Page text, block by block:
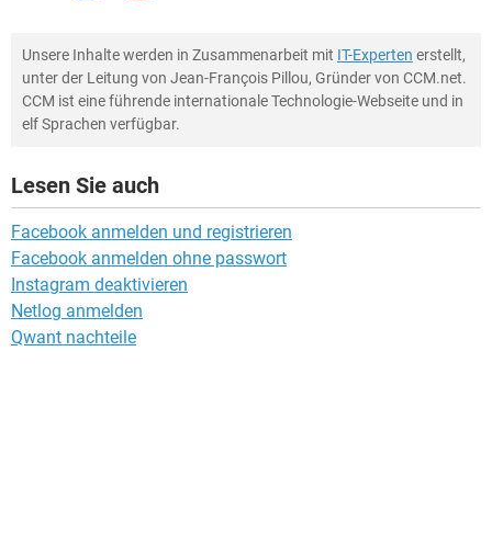
Unsere Inhalte werden in Zusammenarbeit mit IT-Experten erstellt,
unter der Leitung von Jean-François Pillou, Gründer von CCM.net.
CCM ist eine führende internationale Technologie-Webseite und in
elf Sprachen verfügbar.
Lesen Sie auch
Facebook anmelden und registrieren
Facebook anmelden ohne passwort
Instagram deaktivieren
Netlog anmelden
Qwant nachteile